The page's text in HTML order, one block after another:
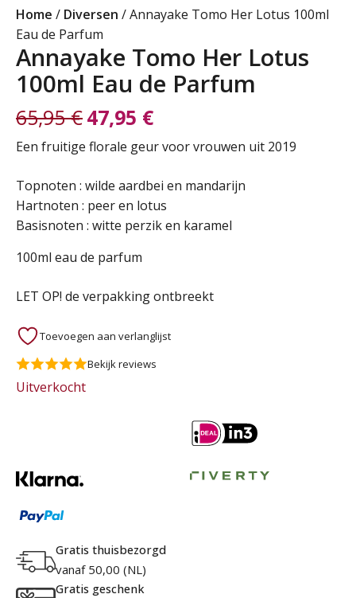
Home / Diversen / Annayake Tomo Her Lotus 100ml
Eau de Parfum
Annayake Tomo Her Lotus
100ml Eau de Parfum
65,95€
Oorspronkelijke
prijs
was:
65,95 €.
47,95 €
Huidige
prijs
is:
47,95 €.
Een fruitige florale geur voor vrouwen uit 2019
Topnoten : wilde aardbei en mandarijn
Hartnoten : peer en lotus
Basisnoten : witte perzik en karamel
100ml eau de parfum
LET OP! de verpakking ontbreekt
Toevoegen aan verlanglijst
Bekijk reviews
Uitverkocht
Gratis thuisbezorgd
vanaf 50,00 (NL)
Gratis geschenk